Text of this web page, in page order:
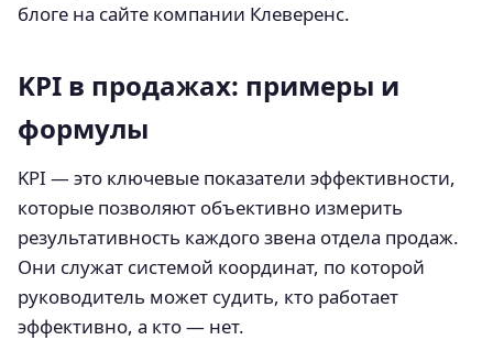
блоге на сайте компании Клеверенс.
KPI в продажах: примеры и
формулы
KPI — это ключевые показатели эффективности,
которые позволяют объективно измерить
результативность каждого звена отдела продаж.
Они служат системой координат, по которой
руководитель может судить, кто работает
эффективно, а кто — нет.